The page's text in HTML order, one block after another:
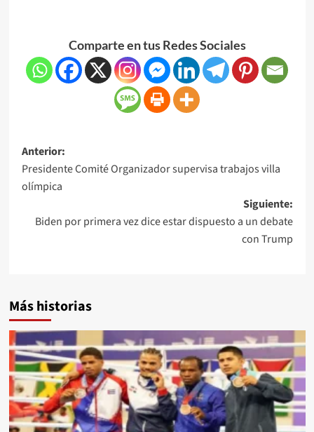
Comparte en tus Redes Sociales
Anterior:
Presidente Comité Organizador supervisa trabajos villa
olímpica
Siguiente:
Biden por primera vez dice estar dispuesto a un debate
con Trump
Más historias